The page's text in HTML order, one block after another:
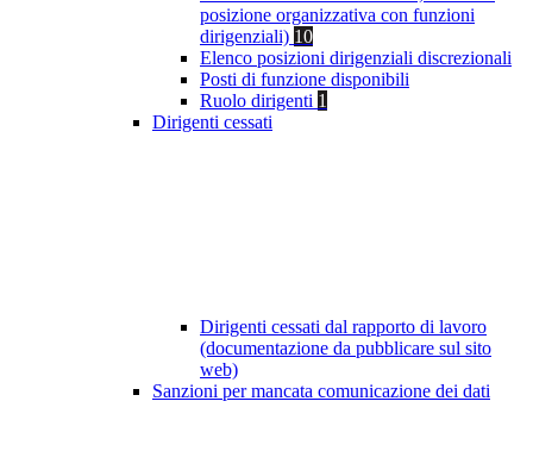
posizione organizzativa con funzioni
dirigenziali) 10
Elenco posizioni dirigenziali discrezionali
Posti di funzione disponibili
Ruolo dirigenti 1
Dirigenti cessati
Dirigenti cessati dal rapporto di lavoro
(documentazione da pubblicare sul sito
web)
Sanzioni per mancata comunicazione dei dati